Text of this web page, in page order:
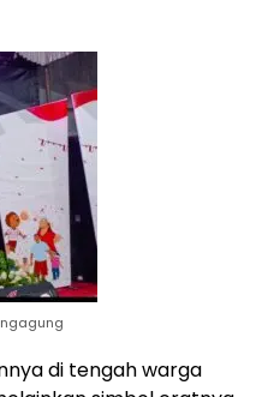
di tengah warga